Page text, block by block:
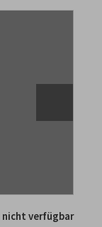
nicht verfügbar